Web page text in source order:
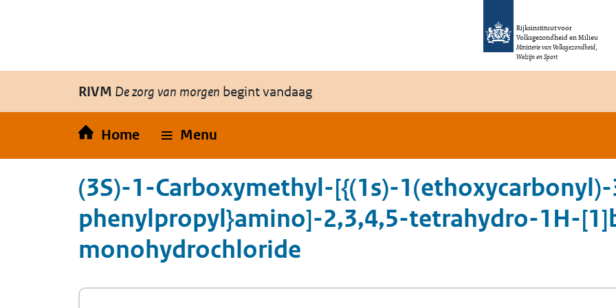
Rijksinstituut voor
Volksgezondheid en Milieu
Ministerie van Volksgezondheid,
Welzijn en Sport
RIVM De zorg van morgen begint vandaag
Home Menu
(3S)-1-Carboxymethyl-[{(1s)-
phenylpropyl}amino]-2,3,4,5-tetrahydro-1H-
monohydrochloride